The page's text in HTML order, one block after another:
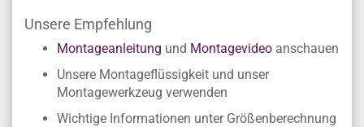
Unsere Empfehlung
Montageanleitung und Montagevideo anschauen
Unsere Montageflüssigkeit und unser
Montagewerkzeug verwenden
Wichtige Informationen unter Größenberechnung